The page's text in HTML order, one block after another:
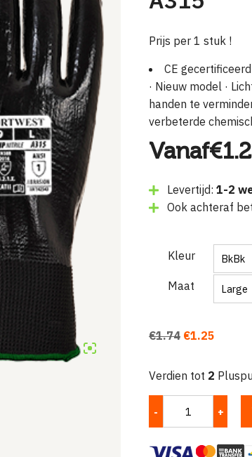
Prijs per 1 stuk !
CE gecertificeerd
· Nieuw model ·
handen te
verbeterde
Vanaf€
Levertijd: 1-2
Ook achteraf
Kleur
Maat
€1.74
€1.74.
€1.25
€1.25.
Verdien tot 2